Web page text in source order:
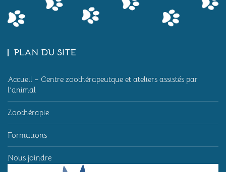
PLAN DU SITE
Accueil – Centre zoothérapeutque et ateliers assistés par
l’animal
Zoothérapie
Formations
Nous joindre